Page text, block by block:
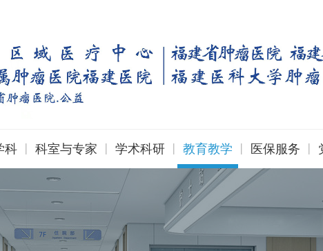
科 | 科室与专家 | 学术科研 | 教育教学 | 医保服务 |